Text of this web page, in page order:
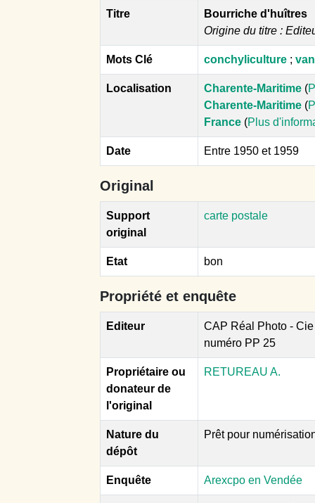
Titre
Bourriche d'huîtres
Origine du titre :
Mots Clé conchyliculture ;
Localisation Charente-Maritime (
Charente-Maritime (
France (Plus
Date Entre 1950 et 1959
Original
Support
original
carte postale
Etat bon
Propriété et enquête
Editeur
CAP Réal Photo -
numéro PP 25
Propriétaire ou
donateur de
l'original
RETUREAU A.
Nature du
dépôt
Prêt pour
Enquête Arexcpo en Vendée